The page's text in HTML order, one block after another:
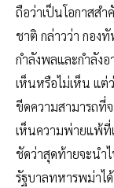
ถือว่าเป็นโอกาสส
ชาติ กล่าวว่า กอง
กำลังพลและกำลัง
เห็นหรือไม่เห็น แต่
ขีดความสามารถที่จ
เห็นความพ่ายแพ้ที่
ชัดว่าสุดท้ายจะนำ
รัฐบาลทหารพม่าได้